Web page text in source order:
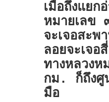
เมื่อถึงแยก
หมายเลข
จะเจอสะพ
ลอยจะเจอ
ทางหลวง
กม. ก็ถึงศู
มือ